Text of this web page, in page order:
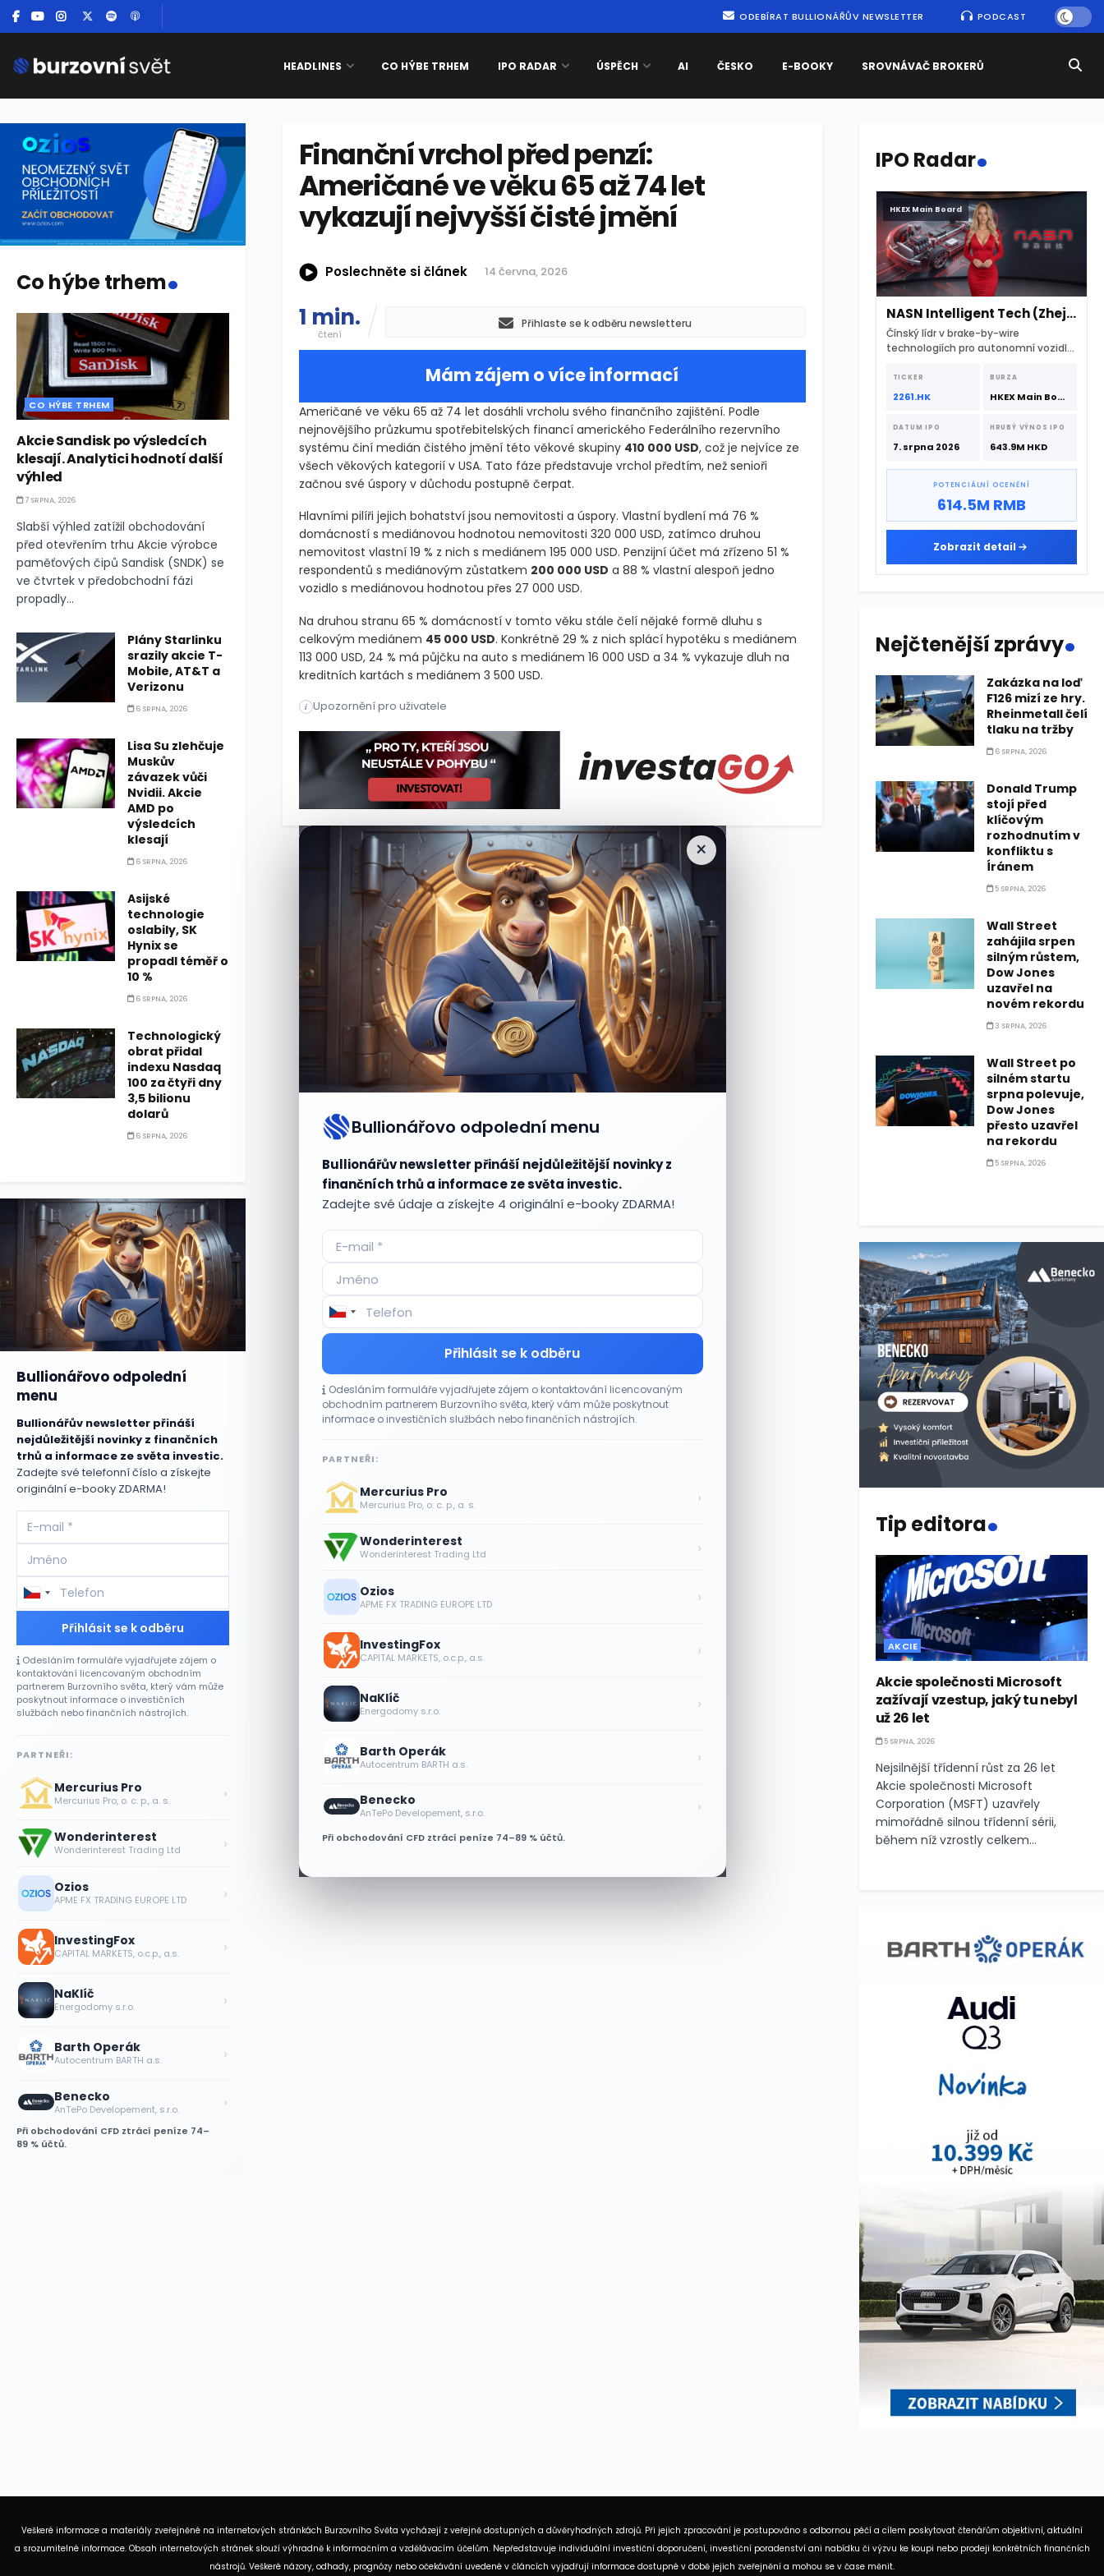
ODEBÍRAT BULLIONÁŘŮV NEWSLETTER PODCAST
HEADLINES CO HÝBE TRHEM IPO RADAR ÚSPĚCH AI ČESKO E-BOOKY SROVNÁVAČ BROKERŮ
Finanční vrchol před penzí:
Američané ve věku 65 až 74 let
vykazují nejvyšší čisté jmění
Poslechněte si článek 14 června, 2026
1 min.
čtení
Přihlaste se k odběru newsletteru
Mám zájem o více informací
Američané ve věku 65 až 74 let dosáhli vrcholu svého finančního zajištění. Podle
nejnovějšího průzkumu spotřebitelských financí amerického Federálního rezervního
systému činí medián čistého jmění této věkové skupiny 410 000 USD, což je nejvíce ze
všech věkových kategorií v USA. Tato fáze představuje vrchol předtím, než senioři
začnou své úspory v důchodu postupně čerpat.
Hlavními pilíři jejich bohatství jsou nemovitosti a úspory. Vlastní bydlení má 76 %
domácností s mediánovou hodnotou nemovitosti 320 000 USD, zatímco druhou
nemovitost vlastní 19 % z nich s mediánem 195 000 USD. Penzijní účet má zřízeno 51 %
respondentů s mediánovým zůstatkem 200 000 USD a 88 % vlastní alespoň jedno
vozidlo s mediánovou hodnotou přes 27 000 USD.
Na druhou stranu 65 % domácností v tomto věku stále čelí nějaké formě dluhu s
celkovým mediánem 45 000 USD. Konkrétně 29 % z nich splácí hypotéku s mediánem
113 000 USD, 24 % má půjčku na auto s mediánem 16 000 USD a 34 % vykazuje dluh na
kreditních kartách s mediánem 3 500 USD.
Američané ve věku 65 až 74 let dosáhli vrcholu svého finančního zajištění. Podle nejnovějšího průzkumu spotřebitelských financí
i Upozornění pro uživatele
Američané ve věku 65 až 74 let dosáhli vrcholu svého finančního zajištění. Podle nejnovějšího průzkumu spotřebitelských financí
×
Bullionářovo odpolední menu
Bullionářův newsletter přináší nejdůležitější novinky z
finančních trhů a informace ze světa investic.
Zadejte své údaje a získejte 4 originální e-booky ZDARMA!
Přihlásit se k odběru
Odesláním formuláře vyjadřujete zájem o kontaktování licencovaným
obchodním partnerem Burzovního světa, který vám může poskytnout
informace o investičních službách nebo finančních nástrojích.
PARTNEŘI:
Mercurius Pro
Mercurius Pro, o. c. p., a. s. ›
Wonderinterest
Wonderinterest Trading Ltd ›
Ozios
APME FX TRADING EUROPE LTD ›
InvestingFox
CAPITAL MARKETS, o.c.p., a.s. ›
NaKlíč
Energodomy s.r.o. ›
Barth Operák
Autocentrum BARTH a.s. ›
Benecko
AnTePo Developement, s.r.o. ›
Při obchodování CFD ztrácí peníze 74–89 % účtů.
Co hýbe trhem.
CO HÝBE TRHEM
Akcie Sandisk po výsledcích
klesají. Analytici hodnotí další
výhled
7 SRPNA, 2026
Slabší výhled zatížil obchodování
před otevřením trhu Akcie výrobce
paměťových čipů Sandisk (SNDK) se
ve čtvrtek v předobchodní fázi
propadly...
Plány Starlinku
srazily akcie T-
Mobile, AT&T a
Verizonu
6 SRPNA, 2026
Lisa Su zlehčuje
Muskův
závazek vůči
Nvidii. Akcie
AMD po
výsledcích
klesají
6 SRPNA, 2026
Asijské
technologie
oslabily, SK
Hynix se
propadl téměř o
10 %
6 SRPNA, 2026
Technologický
obrat přidal
indexu Nasdaq
100 za čtyři dny
3,5 bilionu
dolarů
6 SRPNA, 2026
Bullionářovo odpolední
menu
Bullionářův newsletter přináší
nejdůležitější novinky z finančních
trhů a informace ze světa investic.
Zadejte své telefonní číslo a získejte
originální e-booky ZDARMA!
Přihlásit se k odběru
Odesláním formuláře vyjadřujete zájem o
kontaktování licencovaným obchodním
partnerem Burzovního světa, který vám může
poskytnout informace o investičních
službách nebo finančních nástrojích.
PARTNEŘI:
Mercurius Pro
Mercurius Pro, o. c. p., a. s. ›
Wonderinterest
Wonderinterest Trading Ltd ›
Ozios
APME FX TRADING EUROPE LTD ›
InvestingFox
CAPITAL MARKETS, o.c.p., a.s. ›
NaKlíč
Energodomy s.r.o. ›
Barth Operák
Autocentrum BARTH a.s. ›
Benecko
AnTePo Developement, s.r.o. ›
Při obchodování CFD ztrácí peníze 74–
89 % účtů.
IPO Radar.
HKEX Main Board
NASN Intelligent Tech (Zhejiang)
Čínský lídr v brake-by-wire
technologiích pro autonomní vozidla
srpna 2026 s podporou CATL a
Hillhouse Investment.
TICKER
2261.HK
BURZA
HKEX Main Board
DATUM IPO
7. srpna 2026
HRUBÝ VÝNOS IPO
643.9M HKD
POTENCIÁLNÍ OCENĚNÍ
614.5M RMB
Zobrazit detail
Nejčtenější zprávy.
Zakázka na loď
F126 mizí ze hry.
Rheinmetall čelí
tlaku na tržby
6 SRPNA, 2026
Donald Trump
stojí před
klíčovým
rozhodnutím v
konfliktu s
Íránem
5 SRPNA, 2026
Wall Street
zahájila srpen
silným růstem,
Dow Jones
uzavřel na
novém rekordu
3 SRPNA, 2026
Wall Street po
silném startu
srpna polevuje,
Dow Jones
přesto uzavřel
na rekordu
5 SRPNA, 2026
Tip editora.
AKCIE
Akcie společnosti Microsoft
zažívají vzestup, jaký tu nebyl
už 26 let
5 SRPNA, 2026
Nejsilnější třídenní růst za 26 let
Akcie společnosti Microsoft
Corporation (MSFT) uzavřely
mimořádně silnou třídenní sérii,
během níž vzrostly celkem...
Veškeré informace a materiály zveřejněné na internetových stránkách Burzovního Světa vycházejí z veřejně dostupných a důvěryhodných zdrojů. Při jejich zpracování je postupováno s odbornou péčí a cílem poskytovat čtenářům objektivní, aktuální
a srozumitelné informace. Obsah internetových stránek slouží výhradně k informačním a vzdělávacím účelům. Nepředstavuje individuální investiční doporučení, investiční poradenství ani nabídku či výzvu ke koupi nebo prodeji konkrétních finančních
nástrojů. Veškeré názory, odhady, prognózy nebo očekávání uvedené v článcích vyjadřují informace dostupné v době jejich zveřejnění a mohou se v čase měnit.